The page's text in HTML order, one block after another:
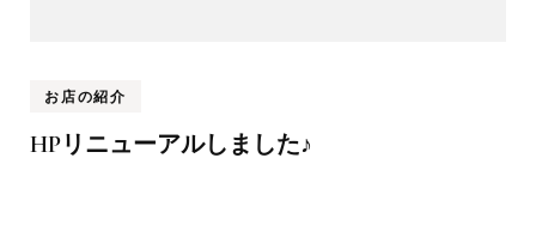
お店の紹介
HPリニューアルしました♪